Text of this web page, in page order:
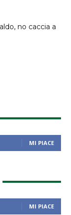
no caccia a
MI PIACE
MI PIACE